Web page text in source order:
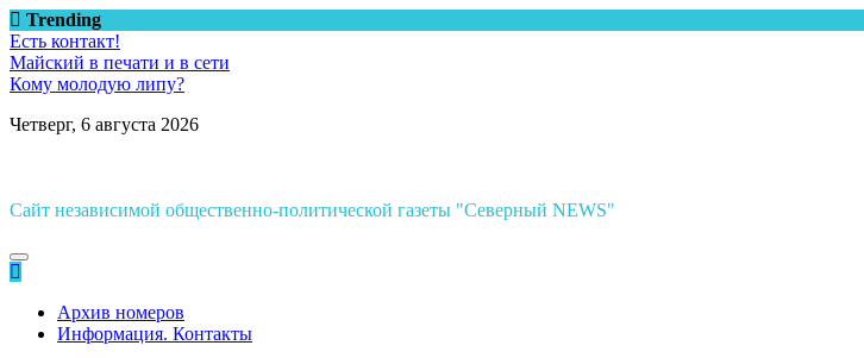
Перейти
к
содержимому
Trending
Есть контакт!
Майский в печати и в сети
Кому молодую липу?
Четверг, 6 августа 2026
Сайт независимой общественно-политической газеты "Северный NEWS"
Архив номеров
Информация. Контакты